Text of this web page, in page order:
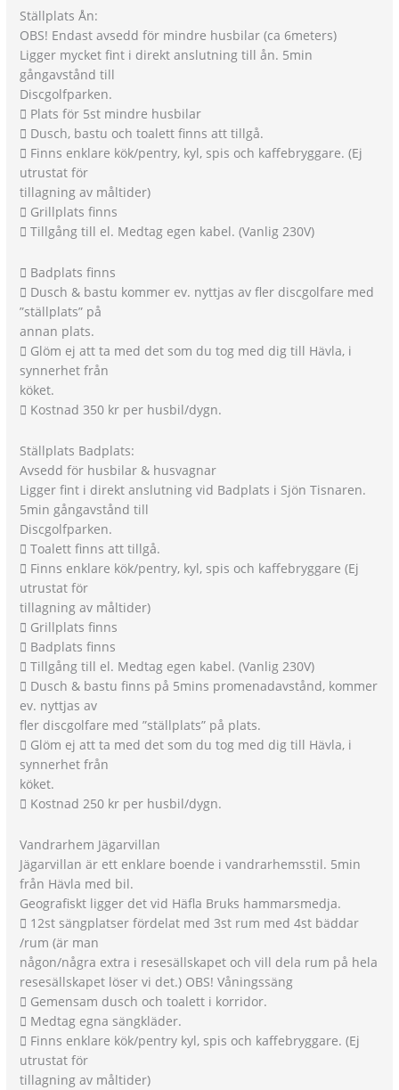
Ställplats Ån:
OBS! Endast avsedd för mindre husbilar (ca 6meters)
Ligger mycket fint i direkt anslutning till ån. 5min
gångavstånd till
Discgolfparken.
 Plats för 5st mindre husbilar
 Dusch, bastu och toalett finns att tillgå.
 Finns enklare kök/pentry, kyl, spis och kaffebryggare. (Ej
utrustat för
tillagning av måltider)
 Grillplats finns
 Tillgång till el. Medtag egen kabel. (Vanlig 230V)
 Badplats finns
 Dusch & bastu kommer ev. nyttjas av fler discgolfare med
”ställplats” på
annan plats.
 Glöm ej att ta med det som du tog med dig till Hävla, i
synnerhet från
köket.
 Kostnad 350 kr per husbil/dygn.
Ställplats Badplats:
Avsedd för husbilar & husvagnar
Ligger fint i direkt anslutning vid Badplats i Sjön Tisnaren.
5min gångavstånd till
Discgolfparken.
 Toalett finns att tillgå.
 Finns enklare kök/pentry, kyl, spis och kaffebryggare (Ej
utrustat för
tillagning av måltider)
 Grillplats finns
 Badplats finns
 Tillgång till el. Medtag egen kabel. (Vanlig 230V)
 Dusch & bastu finns på 5mins promenadavstånd, kommer
ev. nyttjas av
fler discgolfare med ”ställplats” på plats.
 Glöm ej att ta med det som du tog med dig till Hävla, i
synnerhet från
köket.
 Kostnad 250 kr per husbil/dygn.
Vandrarhem Jägarvillan
Jägarvillan är ett enklare boende i vandrarhemsstil. 5min
från Hävla med bil.
Geografiskt ligger det vid Häfla Bruks hammarsmedja.
 12st sängplatser fördelat med 3st rum med 4st bäddar
/rum (är man
någon/några extra i resesällskapet och vill dela rum på hela
resesällskapet löser vi det.) OBS! Våningssäng
 Gemensam dusch och toalett i korridor.
 Medtag egna sängkläder.
 Finns enklare kök/pentry kyl, spis och kaffebryggare. (Ej
utrustat för
tillagning av måltider)